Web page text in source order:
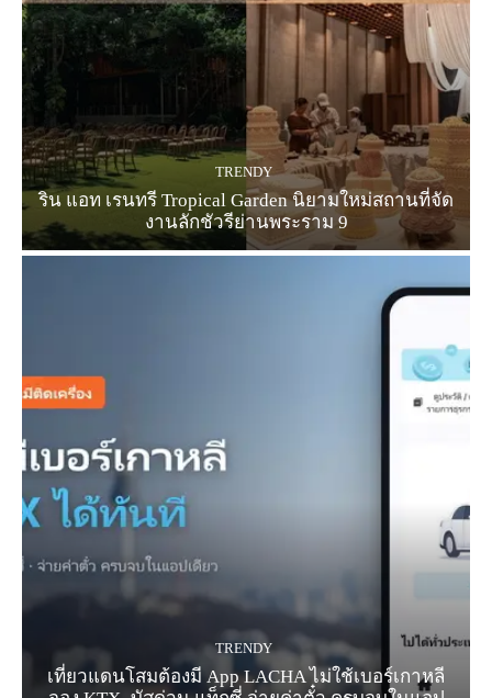
TRENDY
ริน แอท เรนทรี Tropical Garden นิยามใหม่สถานที่จัด
งานลักชัวรีย่านพระราม 9
TRENDY
เที่ยวแดนโสมต้องมี App LACHA ไม่ใช้เบอร์เกาหลี